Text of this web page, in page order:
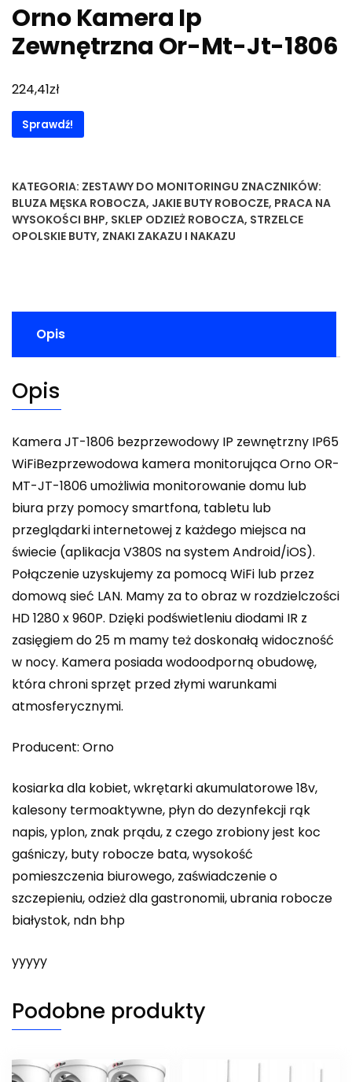
Orno Kamera Ip
Zewnętrzna Or-Mt-Jt-1806
224,41zł
Sprawdź!
KATEGORIA: ZESTAWY DO MONITORINGU ZNACZNIKÓW:
BLUZA MĘSKA ROBOCZA, JAKIE BUTY ROBOCZE, PRACA NA
WYSOKOŚCI BHP, SKLEP ODZIEŻ ROBOCZA, STRZELCE
OPOLSKIE BUTY, ZNAKI ZAKAZU I NAKAZU
Opis
Opis
Kamera JT-1806 bezprzewodowy IP zewnętrzny IP65
WiFiBezprzewodowa kamera monitorująca Orno OR-
MT-JT-1806 umożliwia monitorowanie domu lub
biura przy pomocy smartfona, tabletu lub
przeglądarki internetowej z każdego miejsca na
świecie (aplikacja V380S na system Android/iOS).
Połączenie uzyskujemy za pomocą WiFi lub przez
domową sieć LAN. Mamy za to obraz w rozdzielczości
HD 1280 x 960P. Dzięki podświetleniu diodami IR z
zasięgiem do 25 m mamy też doskonałą widoczność
w nocy. Kamera posiada wodoodporną obudowę,
która chroni sprzęt przed złymi warunkami
atmosferycznymi.
Producent: Orno
kosiarka dla kobiet, wkrętarki akumulatorowe 18v,
kalesony termoaktywne, płyn do dezynfekcji rąk
napis, yplon, znak prądu, z czego zrobiony jest koc
gaśniczy, buty robocze bata, wysokość
pomieszczenia biurowego, zaświadczenie o
szczepieniu, odzież dla gastronomii, ubrania robocze
białystok, ndn bhp
yyyyy
Podobne produkty